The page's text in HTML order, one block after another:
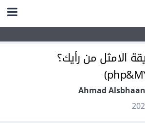
الامثل من رأيك؟